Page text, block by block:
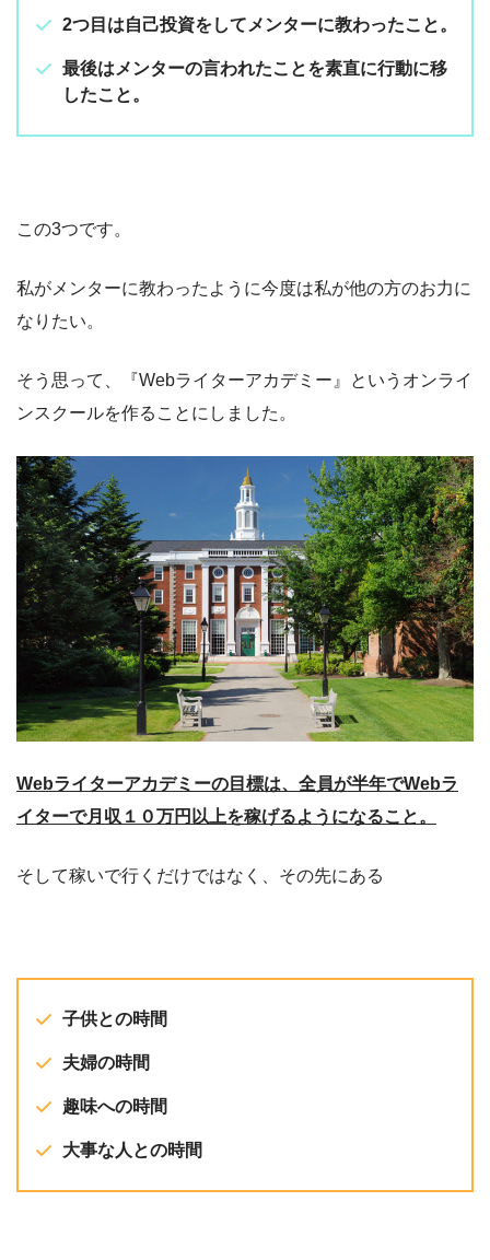
2つ目は自己投資をしてメンターに教わったこと。
最後はメンターの言われたことを素直に行動に移
したこと。
この3つです。
私がメンターに教わったように今度は私が他の方のお力に
なりたい。
そう思って、『Webライターアカデミー』というオンライ
ンスクールを作ることにしました。
Webライターアカデミーの目標は、全員が半年でWebラ
イターで月収１０万円以上を稼げるようになること。
そして稼いで行くだけではなく、その先にある
子供との時間
夫婦の時間
趣味への時間
大事な人との時間